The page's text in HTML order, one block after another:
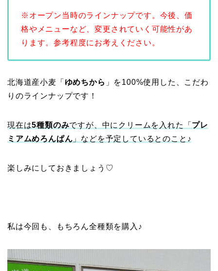
※オープン当時のラインナップです。今後、価
格やメニューなど、変更されていく可能性があ
ります。参考程度にお考えください。
北海道産小麦「 ゆめちから 」を100%使用した、こだわ
りのラインナップです！
現在は5種類のみですが、中にクリームを入れた「 プレ
ミアムめろんぱん 」などを予定しているとのこと♪
楽しみにしておきましょう♡
私は今回も、もちろん全種類を購入♪